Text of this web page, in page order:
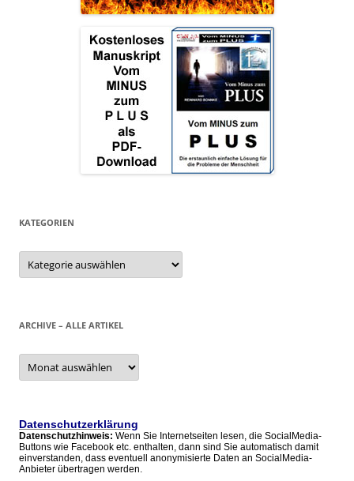
KATEGORIEN
Kategorien
ARCHIVE – ALLE ARTIKEL
Archive
alle
Datenschutzerklärung
Datenschutzhinweis: Wenn Sie Internetseiten lesen, die SocialMedia-
Buttons wie Facebook etc. enthalten, dann sind Sie automatisch damit
einverstanden, dass eventuell anonymisierte Daten an SocialMedia-
Anbieter übertragen werden.